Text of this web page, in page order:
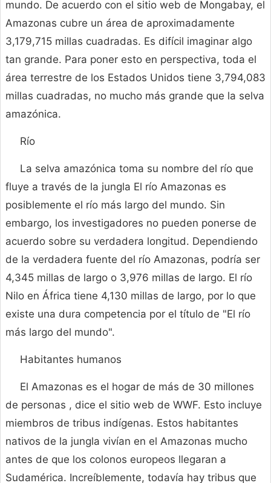
mundo. De acuerdo con el sitio web de Mongabay, el
Amazonas cubre un área de aproximadamente
3,179,715 millas cuadradas. Es difícil imaginar algo
tan grande. Para poner esto en perspectiva, toda el
área terrestre de los Estados Unidos tiene 3,794,083
millas cuadradas, no mucho más grande que la selva
amazónica.
Río
La selva amazónica toma su nombre del río que
fluye a través de la jungla El río Amazonas es
posiblemente el río más largo del mundo. Sin
embargo, los investigadores no pueden ponerse de
acuerdo sobre su verdadera longitud. Dependiendo
de la verdadera fuente del río Amazonas, podría ser
4,345 millas de largo o 3,976 millas de largo. El río
Nilo en África tiene 4,130 millas de largo, por lo que
existe una dura competencia por el título de "El río
más largo del mundo".
Habitantes humanos
El Amazonas es el hogar de más de 30 millones
de personas , dice el sitio web de WWF. Esto incluye
miembros de tribus indígenas. Estos habitantes
nativos de la jungla vivían en el Amazonas mucho
antes de que los colonos europeos llegaran a
Sudamérica. Increíblemente, todavía hay tribus que